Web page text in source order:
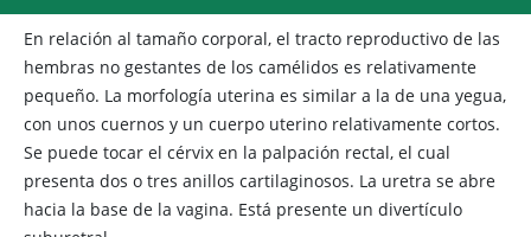
En relación al tamaño corporal, el tracto reproductivo de las
hembras no gestantes de los camélidos es relativamente
pequeño. La morfología uterina es similar a la de una yegua,
con unos cuernos y un cuerpo uterino relativamente cortos.
Se puede tocar el cérvix en la palpación rectal, el cual
presenta dos o tres anillos cartilaginosos. La uretra se abre
hacia la base de la vagina. Está presente un divertículo